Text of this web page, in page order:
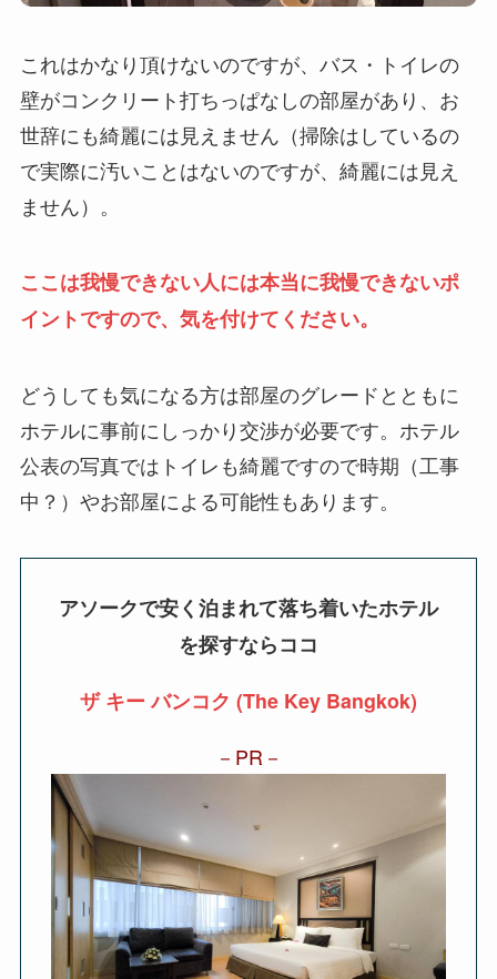
これはかなり頂けないのですが、バス・トイレの
壁がコンクリート打ちっぱなしの部屋があり、お
世辞にも綺麗には見えません（掃除はしているの
で実際に汚いことはないのですが、綺麗には見え
ません）。
ここは我慢できない人には本当に我慢できないポ
イントですので、気を付けてください。
どうしても気になる方は部屋のグレードとともに
ホテルに事前にしっかり交渉が必要です。ホテル
公表の写真ではトイレも綺麗ですので時期（工事
中？）やお部屋による可能性もあります。
アソークで安く泊まれて落ち着いたホテル
を探すならココ
ザ キー バンコク (The Key Bangkok)
PR